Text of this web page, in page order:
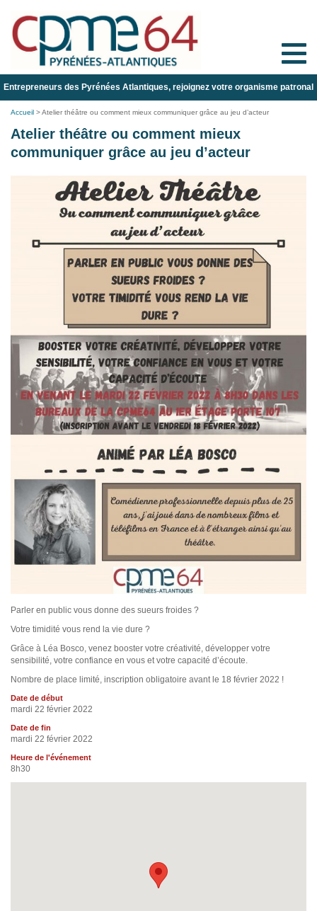
Toggle
Entrepreneurs des Pyrénées Atlantiques, rejoignez votre organisme patronal
Accueil >Atelier théâtre ou comment mieux communiquer grâce au jeu d’acteur
Atelier théâtre ou comment mieux
communiquer grâce au jeu d’acteur
Parler en public vous donne des sueurs froides ?
Votre timidité vous rend la vie dure ?
Grâce à Léa Bosco, venez booster votre créativité, développer votre
sensibilité, votre confiance en vous et votre capacité d’écoute.
Nombre de place limité, inscription obligatoire avant le 18 février 2022 !
Date de début
mardi 22 février 2022
Date de fin
mardi 22 février 2022
Heure de l'événement
8h30